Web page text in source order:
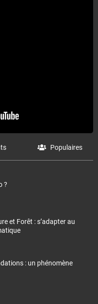
Populaires
?
et Forêt : s’adapter au
: un phénomène